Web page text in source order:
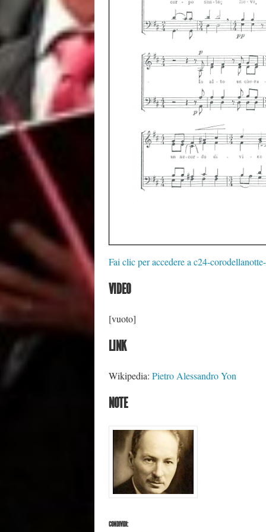
Fai clic per accedere a c24-
VIDEO
[vuoto]
LINK
Wikipedia: Pietro Alessandro Yon
NOTE
CONDIVIDI: